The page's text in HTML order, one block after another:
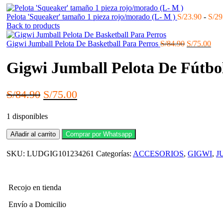
Pelota 'Squeaker' tamaño 1 pieza rojo/morado (L- M ) S/23.90 - S/
Back to products
Gigwi Jumball Pelota De Basketball Para Perros S/84.90 El
original
era:
S/75.00El
es:
Gigwi Jumball Pelota De
S/84.90 El
original
era:
S/75.00El
es:
1 disponibles
Gigwi
Jumball
De
cantidad
Añadir al carrito Comprar por Whatsapp
SKU: LUDGIG101234261 Categorías: ACCESORIOS, GIGWI,
Recojo en tienda
Envío a Domicilio